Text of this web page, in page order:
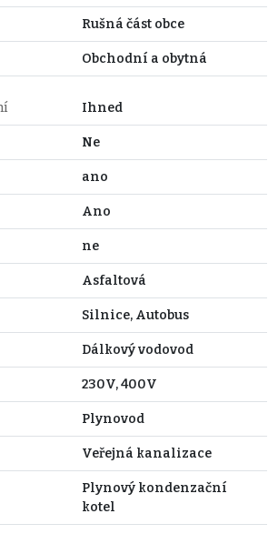
Rušná část obce
Obchodní a obytná
Ihned
Ne
ano
Ano
ne
Asfaltová
Silnice, Autobus
Dálkový vodovod
230V, 400V
Plynovod
Veřejná kanalizace
Plynový kondenzační
kotel